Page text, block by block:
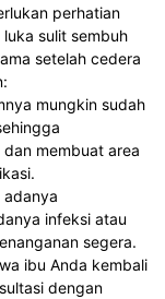
perhatian
sulit sembuh
setelah cedera
mungkin sudah
membuat area
infeksi atau
segera.
ibu Anda kembali
dengan